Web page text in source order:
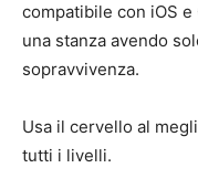
compatibile con iOS
una stanza avendo
sopravvivenza.
Usa il cervello al
tutti i livelli.